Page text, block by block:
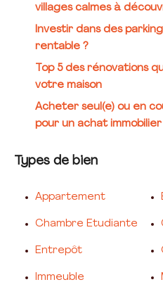
villages calmes à
Investir dans des
rentable ?
Top 5 des rénovations
votre maison
Acheter seul(e) ou en
pour un achat immobilier
Types de bien
Appartement
Chambre Etudiante
Entrepôt
Immeuble